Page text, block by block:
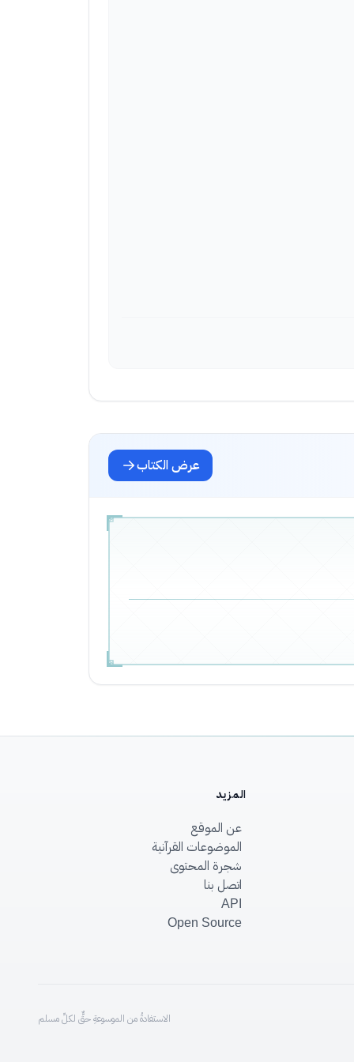
عرض الكتاب
المزيد
عن الموقع
الموضوعات القرآنية
شجرة المحتوى
اتصل بنا
API
Open Source
الاستفادةُ من الموسوعةِ حقٌّ لكلِّ مسلم